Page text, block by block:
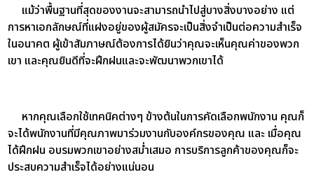
แม้ว่าพื้นฐานที่สุดของงานจะสามารถนำไปสู่บางสิ่งบางอย่าง แต่
การหาเอกลักษณ์ที่แฝงอยู่ของผู้สมัครจะเป็นสิ่งจำเป็นต่อความสำเร็จ
ในอนาคต ผู้เข้าสัมภาษณ์ต้องการได้ยินว่าคุณจะเห็นคุณค่าของพวก
เขา และคุณยินดีที่จะฝึกฝนและจะพัฒนาพวกเขาได้
หากคุณเลือกใช้เทคนิคต่างๆ ข้างต้นในการคัดเลือกพนักงาน คุณก็
จะได้พนักงานที่มีคุณภาพมาร่วมงานกับองค์กรของคุณ และ เมื่อคุณ
ได้ฝึกฝน อบรมพวกเขาอย่างสม่ำเสมอ การบริการลูกค้าของคุณก็จะ
ประสบความสำเร็จได้อย่างแน่นอน